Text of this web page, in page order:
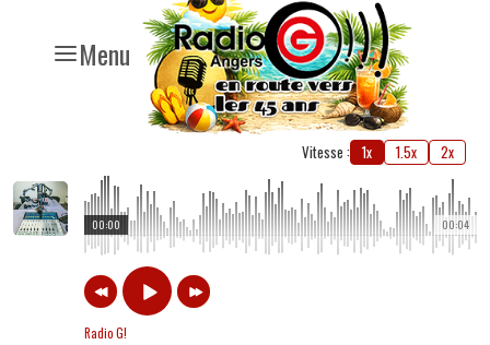
Menu
Vitesse : 1x 1.5x 2x
00:04
00:00
Radio G!